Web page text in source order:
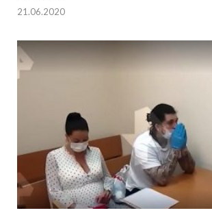
21.06.2020